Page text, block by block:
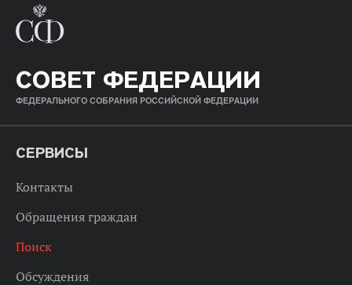
СОВЕТ ФЕДЕРАЦИИ
ФЕДЕРАЛЬНОГО СОБРАНИЯ РОССИЙСКОЙ ФЕДЕРАЦИИ
СЕРВИСЫ
Контакты
Обращения граждан
Поиск
Обсуждения